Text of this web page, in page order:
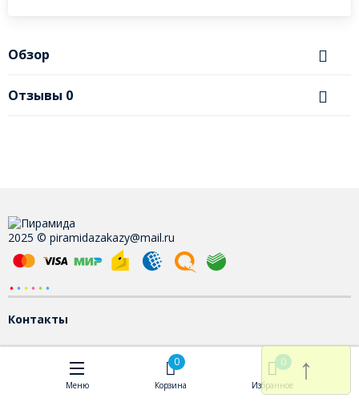
Обзор
Отзывы 0
2025 © piramidazakazy@mail.ru
↑
Контакты
Меню
0
Корзина
0
Избранное